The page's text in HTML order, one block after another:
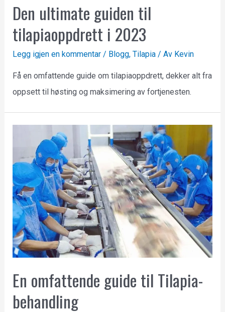
Den ultimate guiden til
tilapiaoppdrett i 2023
Legg igjen en kommentar / Blogg, Tilapia/ Av Kevin
Få en omfattende guide om tilapiaoppdrett, dekker alt fra
oppsett til høsting og maksimering av fortjenesten.
En omfattende guide til Tilapia-
behandling